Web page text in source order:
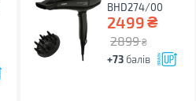
BHD274/00
2499₴
2899 ₴
+73 балів